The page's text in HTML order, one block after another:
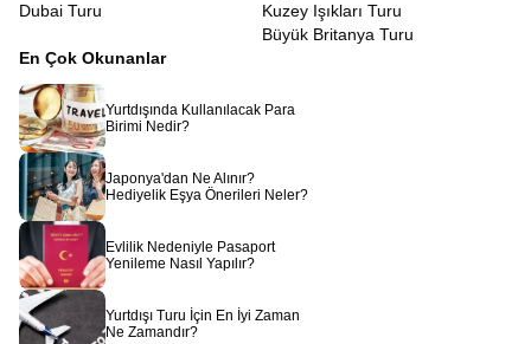
Dubai Turu
Kuzey Işıkları Turu
Büyük Britanya Turu
En Çok Okunanlar
Yurtdışında Kullanılacak Para
Birimi Nedir?
Japonya'dan Ne Alınır?
Hediyelik Eşya Önerileri Neler?
Evlilik Nedeniyle Pasaport
Yenileme Nasıl Yapılır?
Yurtdışı Turu İçin En İyi Zaman
Ne Zamandır?